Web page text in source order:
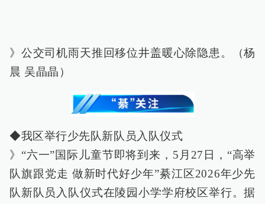
》公交司机雨天推回移位井盖暖心除隐患。（杨
晨 吴晶晶）
◆我区举行少先队新队员入队仪式
》“六一”国际儿童节即将到来，5月27日，“高举
队旗跟党走 做新时代好少年”綦江区2026年少先
队新队员入队仪式在陵园小学学府校区举行。据